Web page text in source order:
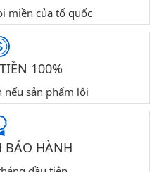
miền của tổ quốc
100%
nếu sản phẩm lỗi
BẢO HÀNH